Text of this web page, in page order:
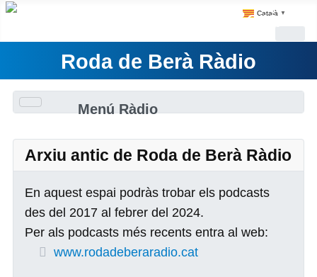
Català ▼
Roda de Berà Ràdio
Menú Ràdio
Arxiu antic de Roda de Berà Ràdio
En aquest espai podràs trobar els podcasts
des del 2017 al febrer del 2024.
Per als podcasts més recents entra al web:
www.rodadeberaradio.cat